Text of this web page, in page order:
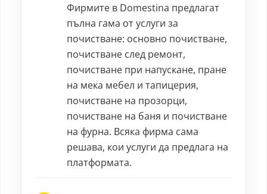
Фирмите в Domestina предлагат
пълна гама от услуги за
почистване: основно почистване,
почистване след ремонт,
почистване при напускане, пране
на мека мебел и тапицерия,
почистване на прозорци,
почистване на баня и почистване
на фурна. Всяка фирма сама
решава, кои услуги да предлага на
платформата.